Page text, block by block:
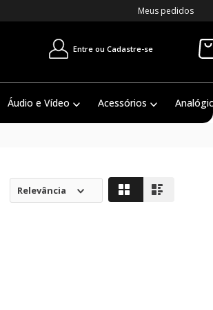
Meus pedidos
Entre ou Cadastre-se
Áudio e Vídeo Acessórios
Relevância